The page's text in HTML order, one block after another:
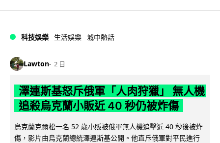
科技娛樂 生活娛樂 城中熱話
Lawton 2 日
澤連斯基怒斥俄軍「人肉狩獵」 無人機
追殺烏克蘭小販近 40 秒仍被炸傷
烏克蘭克爾松一名 52 歲小販被俄軍無人機追擊近 40 秒後被炸
傷，影片由烏克蘭總統澤連斯基公開。他直斥俄軍對平民進行